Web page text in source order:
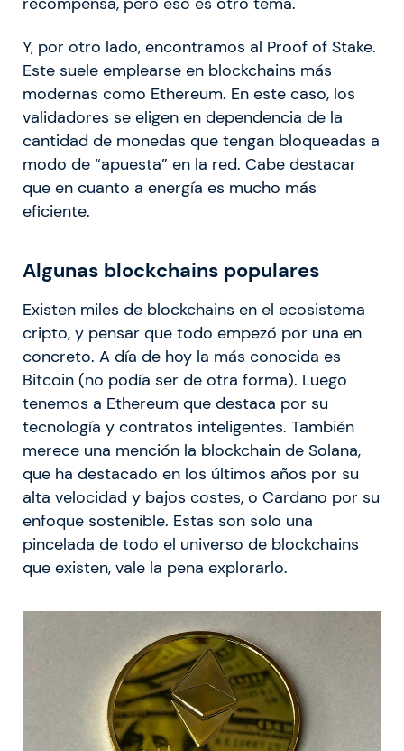
Y, por otro lado, encontramos al Proof of Stake.
Este suele emplearse en blockchains más
modernas como Ethereum. En este caso, los
validadores se eligen en dependencia de la
cantidad de monedas que tengan bloqueadas a
modo de “apuesta” en la red. Cabe destacar
que en cuanto a energía es mucho más
eficiente.
Algunas blockchains populares
Existen miles de blockchains en el ecosistema
cripto, y pensar que todo empezó por una en
concreto. A día de hoy la más conocida es
Bitcoin (no podía ser de otra forma). Luego
tenemos a Ethereum que destaca por su
tecnología y contratos inteligentes. También
merece una mención la blockchain de Solana,
que ha destacado en los últimos años por su
alta velocidad y bajos costes, o Cardano por su
enfoque sostenible. Estas son solo una
pincelada de todo el universo de blockchains
que existen, vale la pena explorarlo.